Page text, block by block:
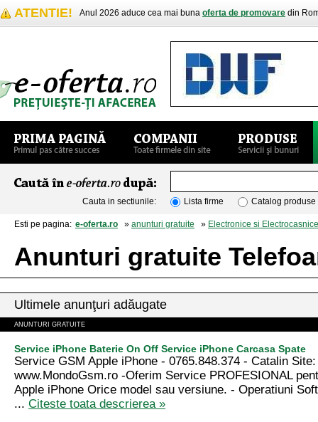
ATENTIE! Anul 2026 aduce cea mai buna oferta de promovare din
Cauta in sectiunile: Lista firme Catalog produse
Esti pe pagina: e-oferta.ro » anunturi gratuite » Electronice si Electrocasnice
Anunturi gratuite
Ultimele anunţuri adăugate
ANUNTURI GRATUITE
Service iPhone Baterie On Off Service iPhone Carcasa Spate
Service GSM Apple iPhone - 0765.848.374 - Catalin Site:
www.MondoGsm.ro -Oferim Service PROFESIONAL
Apple iPhone Orice model sau versiune. - Operatiuni
... Citeste toata descrierea »